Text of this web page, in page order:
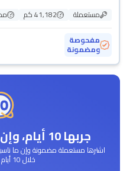
مستعملة 41,182 كم
مفحوصة
ومضمونة
جربها 10 أيام، وإن ما جازتلك رجعها!
اشترها مستعملة مضمونة وإن ما
خلال 10 أيام بكل سهولة!